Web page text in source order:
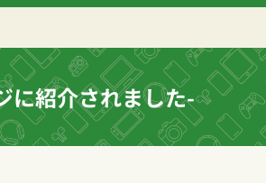
に紹介されました-